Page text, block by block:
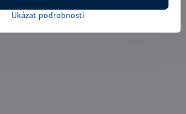
Ukázat podrobnosti